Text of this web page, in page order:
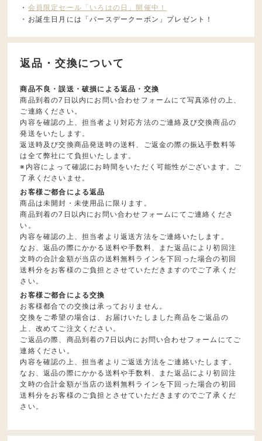
・ 会員限定セール「いろはの日」開催中！
・お誕生日月には「バースデークーポン」プレゼント！
返品・交換について
商品不良・誤送・破損による返品・交換
商品到着の7日以内にお問い合わせフォームにて写真添付の上、
ご連絡ください。
内容を確認の上、担当者より対応方法のご連絡及び交換商品の
発送をいたします。
返送時及び交換商品発送時の送料、ご返金の際の振込手数料等
は全て弊社にて負担いたします。
※内容によって確認にお時間をいただく可能性がございます。ご
了承くださいませ。
お客様ご都合による返品
商品は未開封・未使用品に限ります。
商品到着の7日以内にお問い合わせフォームにてご連絡くださ
い。
内容を確認の上、担当者より返送方法をご連絡いたします。
なお、返品の際にかかる送料や手数料、また返品により初回注
文時の合計金額が当店の送料無料ラインを下回った場合の初回
送料分をお客様のご負担とさせていただきますのでご了承くだ
さい。
お客様ご都合による交換
お客様都合での交換は承っておりません。
交換をご希望の場合は、お届けいたしました商品をご返品の
上、改めてご注文ください。
ご返品の際、商品到着の7日以内にお問い合わせフォームにてご
連絡ください。
内容を確認の上、担当者よりご返送方法をご連絡いたします。
なお、返品の際にかかる送料や手数料、また返品により初回注
文時の合計金額が当店の送料無料ラインを下回った場合の初回
送料分をお客様のご負担とさせていただきますのでご了承くだ
さい。